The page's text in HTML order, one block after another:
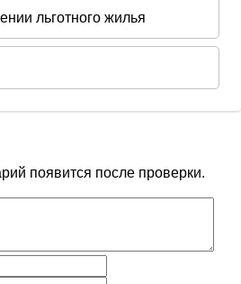
появится после проверки.